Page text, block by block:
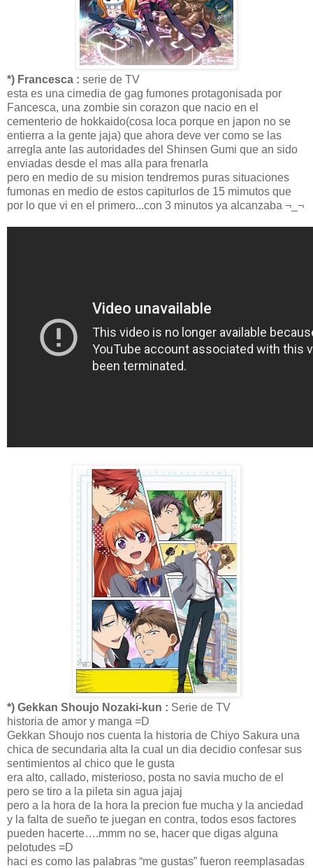
*) Francesca : serie de TV
esta es una cimedia de gag fumones protagonisada por
Fancesca, una zombie sin corazon que nacio en el
cementerio de hokkaido(cosa loca porque en japon no se
entierra a la gente jaja) que ahora deve ver como se las
arregla ante las autoridades del Shinsen Gumi que an sido
enviadas desde el mas alla para frenarla
pero en medio de su mision tendremos puras situaciones
fumonas en medio de estos capiturlos de 15 mimutos que
por lo que vi en el primero...con 3 minutos ya alcanzaba ¬_¬
*) Gekkan Shoujo Nozaki-kun : Serie de TV
historia de amor y manga =D
Gekkan Shoujo nos cuenta la historia de Chiyo Sakura una
chica de secundaria alta la cual un dia decidio confesar sus
sentimientos al chico que le gusta
era alto, callado, misterioso, posta no savia mucho de el
pero se tiro a la pileta sin agua jajaj
pero a la hora de la hora la precion fue mucha y la anciedad
y la falta de sueño te juegan en contra, todos esos factores
pueden hacerte….mmm no se, hacer que digas alguna
pelotudes =D
haci es como las palabras “me gustas” fueron reemplasadas